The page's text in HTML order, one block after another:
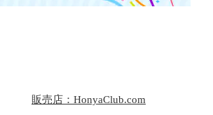
販売店：HonyaClub.com